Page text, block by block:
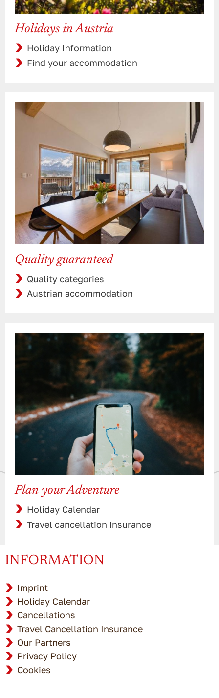
Holidays in Austria
Holiday Information
Find your accommodation
Quality guaranteed
Quality categories
Austrian accommodation
Plan your Adventure
Holiday Calendar
Travel cancellation insurance
INFORMATION
Imprint
Holiday Calendar
Cancellations
Travel Cancellation Insurance
Our Partners
Privacy Policy
Cookies